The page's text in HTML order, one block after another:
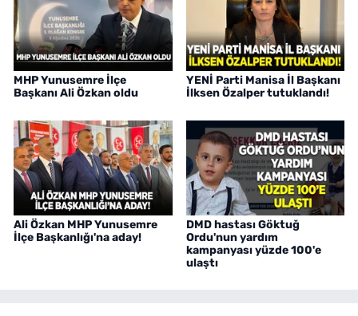
MHP Yunusemre İlçe
Başkanı Ali Özkan oldu
YENİ Parti Manisa İl Başkanı
İlksen Özalper tutuklandı!
Ali Özkan MHP Yunusemre
İlçe Başkanlığı'na aday!
DMD hastası Göktuğ
Ordu'nun yardım
kampanyası yüzde 100'e
ulaştı